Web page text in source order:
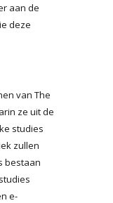
aan de
deze
van The
ze uit de
studies
zullen
bestaan
e-